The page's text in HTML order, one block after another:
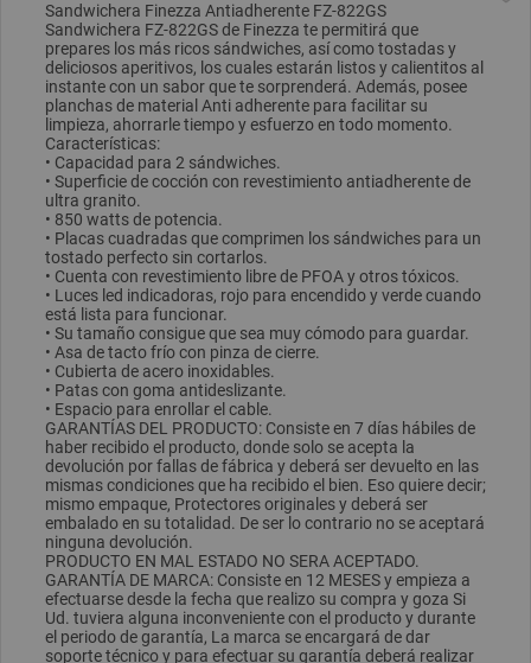
Sandwichera Finezza Antiadherente FZ-822GS
Sandwichera FZ-822GS de Finezza te permitirá que
prepares los más ricos sándwiches, así como tostadas y
deliciosos aperitivos, los cuales estarán listos y calientitos al
instante con un sabor que te sorprenderá. Además, posee
planchas de material Anti adherente para facilitar su
limpieza, ahorrarle tiempo y esfuerzo en todo momento.
Características:
• Capacidad para 2 sándwiches.
• Superficie de cocción con revestimiento antiadherente de
ultra granito.
• 850 watts de potencia.
• Placas cuadradas que comprimen los sándwiches para un
tostado perfecto sin cortarlos.
• Cuenta con revestimiento libre de PFOA y otros tóxicos.
• Luces led indicadoras, rojo para encendido y verde cuando
está lista para funcionar.
• Su tamaño consigue que sea muy cómodo para guardar.
• Asa de tacto frío con pinza de cierre.
• Cubierta de acero inoxidables.
• Patas con goma antideslizante.
• Espacio para enrollar el cable.
GARANTÍAS DEL PRODUCTO: Consiste en 7 días hábiles de
haber recibido el producto, donde solo se acepta la
devolución por fallas de fábrica y deberá ser devuelto en las
mismas condiciones que ha recibido el bien. Eso quiere decir;
mismo empaque, Protectores originales y deberá ser
embalado en su totalidad. De ser lo contrario no se aceptará
ninguna devolución.
PRODUCTO EN MAL ESTADO NO SERA ACEPTADO.
GARANTÍA DE MARCA: Consiste en 12 MESES y empieza a
efectuarse desde la fecha que realizo su compra y goza Si
Ud. tuviera alguna inconveniente con el producto y durante
el periodo de garantía, La marca se encargará de dar
soporte técnico y para efectuar su garantía deberá realizar